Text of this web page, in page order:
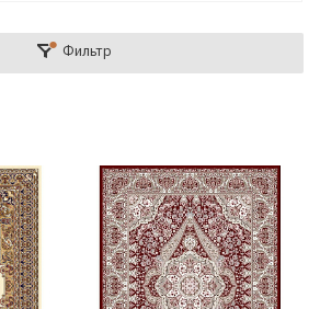
Фильтр